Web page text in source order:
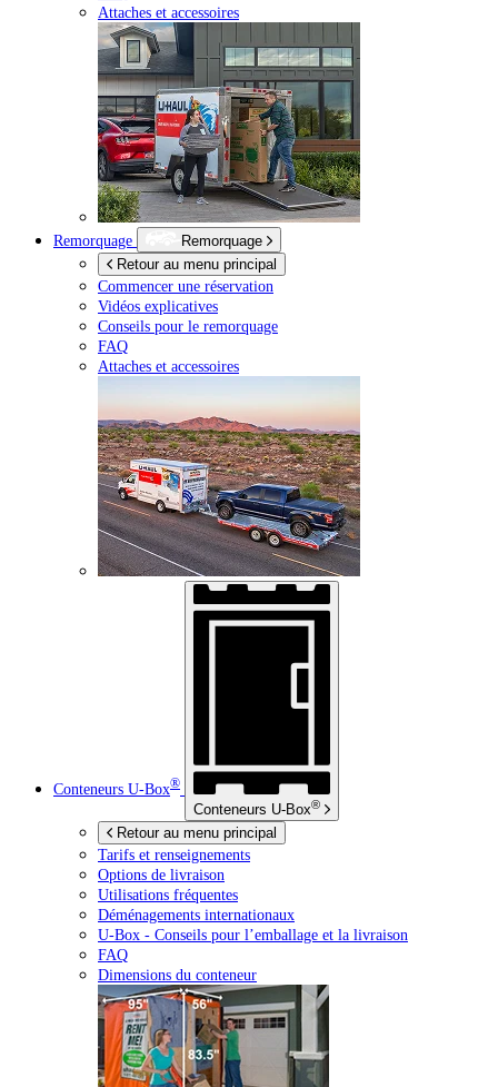
Attaches et accessoires
Remorquage
Remorquage
Retour au menu principal
Commencer une réservation
Vidéos explicatives
Conseils pour le remorquage
FAQ
Attaches et accessoires
Conteneurs U-Box®
Conteneurs U-Box®
Retour au menu principal
Tarifs et renseignements
Options de livraison
Utilisations fréquentes
Déménagements internationaux
U-Box - Conseils pour l’emballage et la livraison
FAQ
Dimensions du conteneur